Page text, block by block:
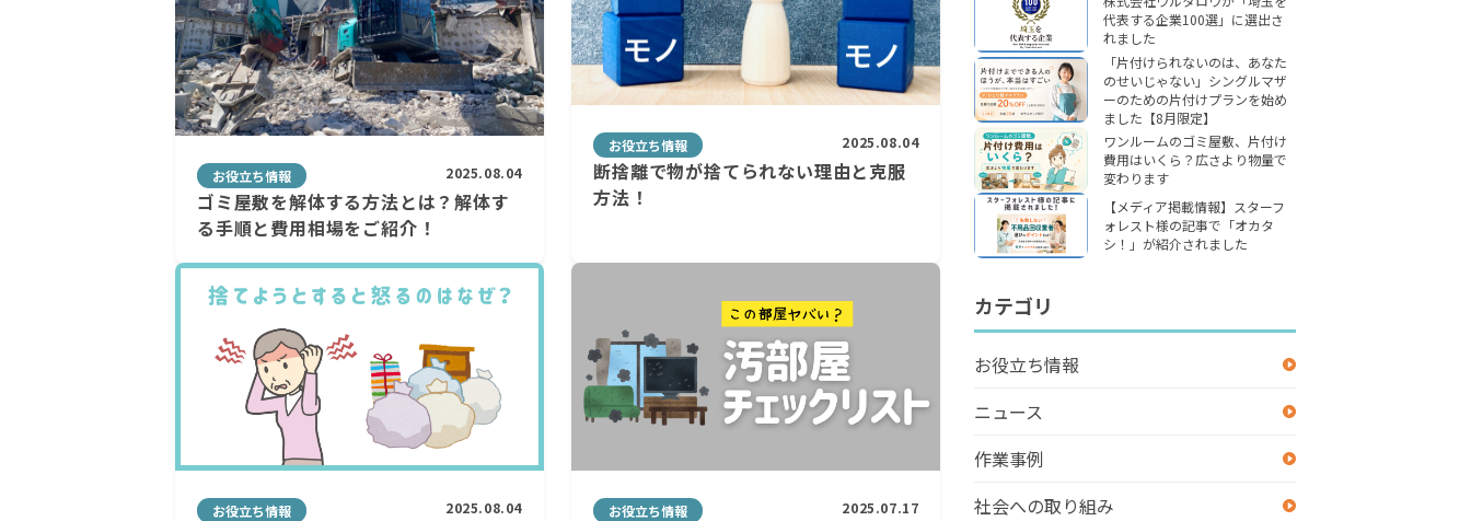
お役立ち情報 2025.08.04
ゴミ屋敷を解体する方法とは？解体す
る手順と費用相場をご紹介！
お役立ち情報 2025.08.04
断捨離で物が捨てられない理由と克服
方法！
お役立ち情報 2025.08.04 お役立ち情報 2025.07.17
代表する企業100選」に選出さ
れました
「片付けられないのは、あなた
のせいじゃない」シングルマザ
ーのための片付けプランを始め
ました【8月限定】
ワンルームのゴミ屋敷、片付け
費用はいくら？広さより物量で
変わります
【メディア掲載情報】スターフ
ォレスト様の記事で「オカタ
シ！」が紹介されました
カテゴリ
お役立ち情報
ニュース
作業事例
社会への取り組み